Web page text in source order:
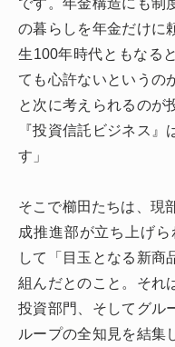
の暮らしを年金だけに
生100年時代ともなる
ても心許ないというの
と次に考えられるのが
『投資信託ビジネス
す」
そこで櫛田たちは、現
成推進部が立ち上げ
して「目玉となる新商
組んだとのこと。それ
投資部門、そしてグル
ループの全知見を結集